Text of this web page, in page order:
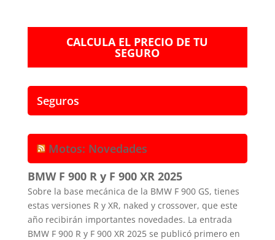
CALCULA EL PRECIO DE TU
SEGURO
Seguros
Motos: Novedades
BMW F 900 R y F 900 XR 2025
Sobre la base mecánica de la BMW F 900 GS, tienes
estas versiones R y XR, naked y crossover, que este
año recibirán importantes novedades. La entrada
BMW F 900 R y F 900 XR 2025 se publicó primero en